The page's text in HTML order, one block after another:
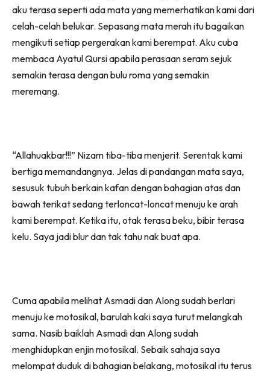
aku terasa seperti ada mata yang memerhatikan kami dari
celah-celah belukar. Sepasang mata merah itu bagaikan
mengikuti setiap pergerakan kami berempat. Aku cuba
membaca Ayatul Qursi apabila perasaan seram sejuk
semakin terasa dengan bulu roma yang semakin
meremang.
“Allahuakbar!!!” Nizam tiba-tiba menjerit. Serentak kami
bertiga memandangnya. Jelas di pandangan mata saya,
sesusuk tubuh berkain kafan dengan bahagian atas dan
bawah terikat sedang terloncat-loncat menuju ke arah
kami berempat. Ketika itu, otak terasa beku, bibir terasa
kelu. Saya jadi blur dan tak tahu nak buat apa.
Cuma apabila melihat Asmadi dan Along sudah berlari
menuju ke motosikal, barulah kaki saya turut melangkah
sama. Nasib baiklah Asmadi dan Along sudah
menghidupkan enjin motosikal. Sebaik sahaja saya
melompat duduk di bahagian belakang, motosikal itu terus